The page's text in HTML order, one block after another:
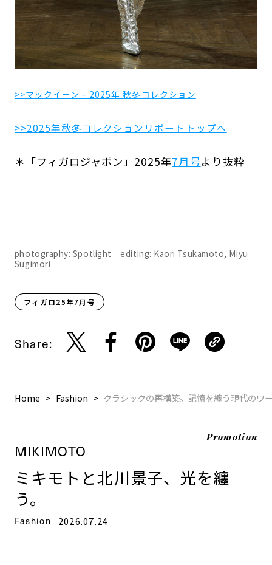
>>マックイーン – 2025年 秋冬コレクション
>>2025年秋冬コレクションリポートトップへ
＊「フィガロジャポン」2025年7月号より抜粋
photography: Spotlight editing: Kaori Tsukamoto, Miyu
Sugimori
フィガロ25年7月号
Share:
Home Fashion クラシックの再構築。記憶を纏う現代のワ
Promotion
MIKIMOTO
ミキモトと北川景子、光を纏
う。
Fashion 2026.07.24